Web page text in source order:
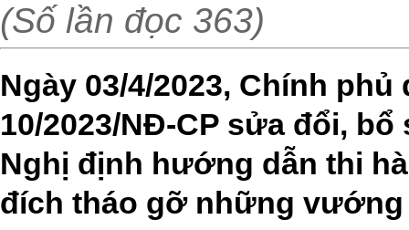
(Số lần đọc 363)
Ngày 03/4/2023, Chính
10/2023/NĐ-CP sửa đổi,
Nghị định hướng dẫn thi
đích tháo gỡ những vướng